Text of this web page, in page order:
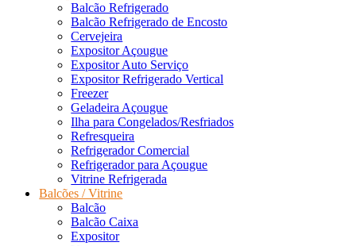
Balcão Refrigerado
Balcão Refrigerado de Encosto
Cervejeira
Expositor Açougue
Expositor Auto Serviço
Expositor Refrigerado Vertical
Freezer
Geladeira Açougue
Ilha para Congelados/Resfriados
Refresqueira
Refrigerador Comercial
Refrigerador para Açougue
Vitrine Refrigerada
Balcões / Vitrine
Balcão
Balcão Caixa
Expositor